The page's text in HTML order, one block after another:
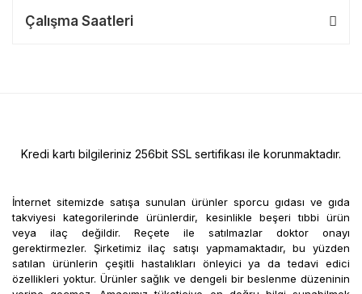
Çalışma Saatleri
Kredi kartı bilgileriniz 256bit SSL sertifikası ile korunmaktadır.
İnternet sitemizde satışa sunulan ürünler sporcu gıdası ve gıda
takviyesi kategorilerinde ürünlerdir, kesinlikle beşeri tıbbi ürün
veya ilaç değildir. Reçete ile satılmazlar doktor onayı
gerektirmezler. Şirketimiz ilaç satışı yapmamaktadır, bu yüzden
satılan ürünlerin çeşitli hastalıkları önleyici ya da tedavi edici
özellikleri yoktur. Ürünler sağlık ve dengeli bir beslenme düzeninin